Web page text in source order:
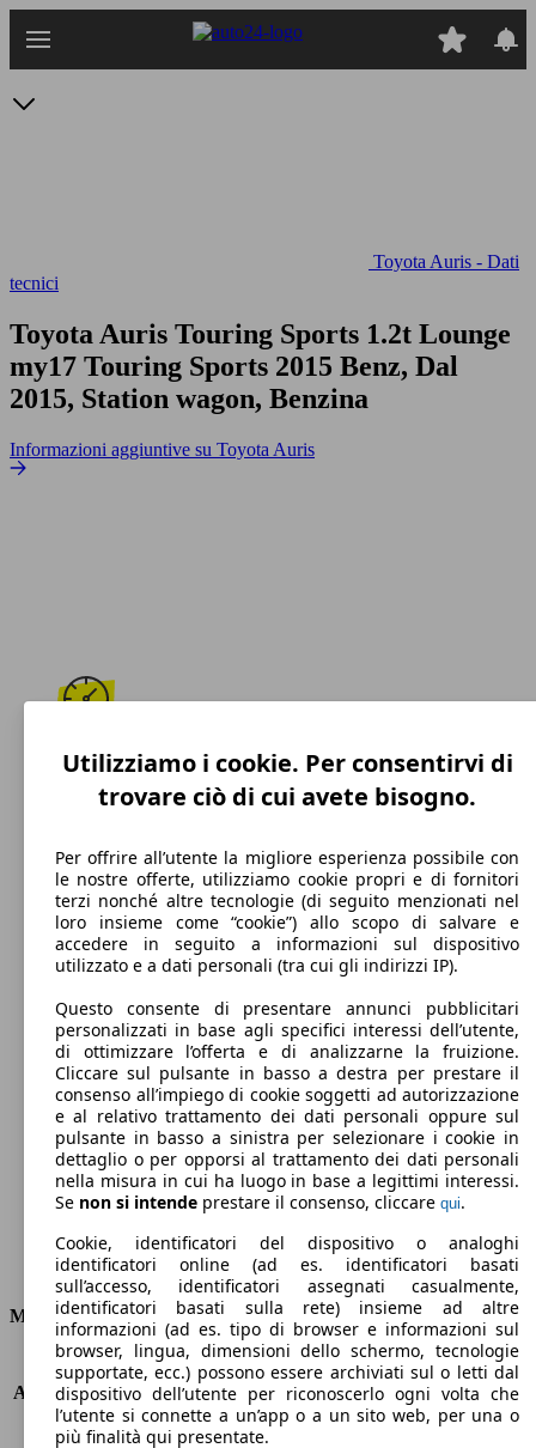
Toyota Auris - Dati
tecnici
Toyota Auris Touring Sports 1.2t Lounge
my17 Touring Sports 2015 Benz, Dal
2015, Station wagon, Benzina
Informazioni aggiuntive su Toyota Auris
200 km/h
Velocità massima
Benzina
Carburante
132 g/km
Emissioni di CO2 (combinato)*
Consumi
Motore e Prestazioni
KW (PS)
85 kW (116 PS)
Accelerazione (0-100 km/h)
10.1s
Velocità massima (km/h)
200 km/h
Utilizziamo i cookie. Per consentirvi di
trovare ciò di cui avete bisogno.
Per offrire all’utente la migliore esperienza possibile con
le nostre offerte, utilizziamo cookie propri e di fornitori
terzi nonché altre tecnologie (di seguito menzionati nel
loro insieme come “cookie”) allo scopo di salvare e
accedere in seguito a informazioni sul dispositivo
utilizzato e a dati personali (tra cui gli indirizzi IP).
Questo consente di presentare annunci pubblicitari
personalizzati in base agli specifici interessi dell’utente,
di ottimizzare l’offerta e di analizzarne la fruizione.
Cliccare sul pulsante in basso a destra per prestare il
consenso all’impiego di cookie soggetti ad autorizzazione
e al relativo trattamento dei dati personali oppure sul
pulsante in basso a sinistra per selezionare i cookie in
dettaglio o per opporsi al trattamento dei dati personali
nella misura in cui ha luogo in base a legittimi interessi.
Se non si intende prestare il consenso, cliccare qui.
Cookie, identificatori del dispositivo o analoghi
identificatori online (ad es. identificatori basati
sull’accesso, identificatori assegnati casualmente,
identificatori basati sulla rete) insieme ad altre
informazioni (ad es. tipo di browser e informazioni sul
browser, lingua, dimensioni dello schermo, tecnologie
supportate, ecc.) possono essere archiviati sul o letti dal
dispositivo dell’utente per riconoscerlo ogni volta che
l’utente si connette a un’app o a un sito web, per una o
più finalità qui presentate.